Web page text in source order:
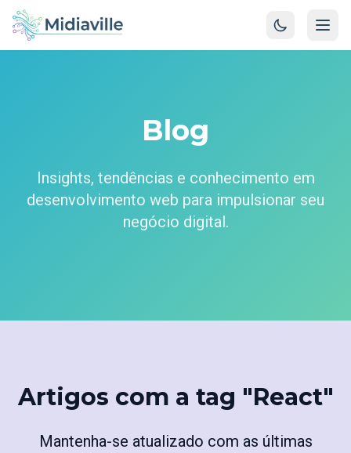
Blog
Insights, tendências e conhecimento em
desenvolvimento web para impulsionar seu
negócio digital.
Artigos com a tag "React"
Mantenha-se atualizado com as últimas